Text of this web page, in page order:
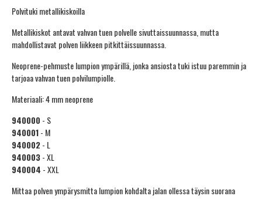
Polvituki metallikiskoilla
Metallikiskot antavat vahvan tuen polvelle sivuttaissuunnassa, mutta
mahdollistavat polven liikkeen pitkittäissuunnassa.
Neoprene-pehmuste lumpion ympärillä, jonka ansiosta tuki istuu paremmin ja
tarjoaa vahvan tuen polvilumpiolle.
Materiaali: 4 mm neoprene
940000 - S
940001- M
940002- L
940003- XL
940004 - XXL
Mittaa polven ympärysmitta lumpion kohdalta jalan ollessa täysin suorana